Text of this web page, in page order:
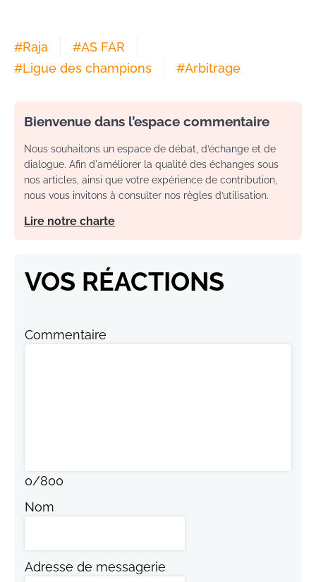
#Raja #AS FAR
#Ligue des champions #Arbitrage
Bienvenue dans l’espace commentaire
Nous souhaitons un espace de débat, d’échange et de
dialogue. Afin d'améliorer la qualité des échanges sous
nos articles, ainsi que votre expérience de contribution,
nous vous invitons à consulter nos règles d’utilisation.
Lire notre charte
VOS RÉACTIONS
Commentaire
0/800
Nom
Adresse de messagerie